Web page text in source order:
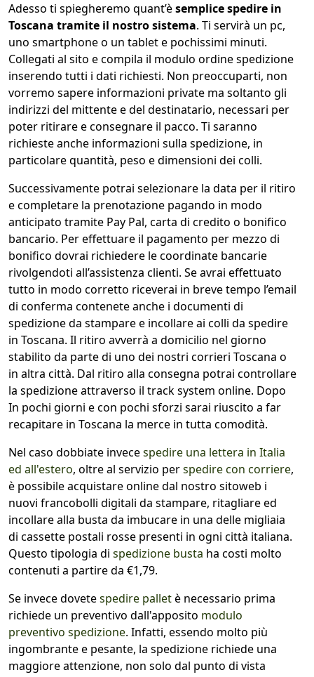
Adesso ti spiegheremo quant’èsemplice spedire in
Toscana tramite il nostro sistema. Ti servirà un pc,
uno smartphone o un tablet e pochissimi minuti.
Collegati al sito e compila il modulo ordine spedizione
inserendo tutti i dati richiesti. Non preoccuparti, non
vorremo sapere informazioni private ma soltanto gli
indirizzi del mittente e del destinatario, necessari per
poter ritirare e consegnare il pacco. Ti saranno
richieste anche informazioni sulla spedizione, in
particolare quantità, peso e dimensioni dei colli.
Successivamente potrai selezionare la data per il ritiro
e completare la prenotazione pagando in modo
anticipato tramite Pay Pal, carta di credito o bonifico
bancario. Per effettuare il pagamento per mezzo di
bonifico dovrai richiedere le coordinate bancarie
rivolgendoti all’assistenza clienti. Se avrai effettuato
tutto in modo corretto riceverai in breve tempo l’email
di conferma contenete anche i documenti di
spedizione da stampare e incollare ai colli da spedire
in Toscana. Il ritiro avverrà a domicilio nel giorno
stabilito da parte di uno dei nostri corrieri Toscana o
in altra città. Dal ritiro alla consegna potrai controllare
la spedizione attraverso il track system online. Dopo
In pochi giorni e con pochi sforzi sarai riuscito a far
recapitare in Toscana la merce in tutta comodità.
Nel caso dobbiate invecespedire una lettera in Italia
ed all'estero, oltre al servizio perspedire con corriere,
è possibile acquistare online dal nostro sitoweb i
nuovi francobolli digitali da stampare, ritagliare ed
incollare alla busta da imbucare in una delle migliaia
di cassette postali rosse presenti in ogni città italiana.
Questo tipologia di spedizione busta ha costi molto
contenuti a partire da €1,79.
Se invece dovetespedire palletè necessario prima
richiede un preventivo dall'apposito modulo
preventivo spedizione. Infatti, essendo molto più
ingombrante e pesante, la spedizione richiede una
maggiore attenzione, non solo dal punto di vista